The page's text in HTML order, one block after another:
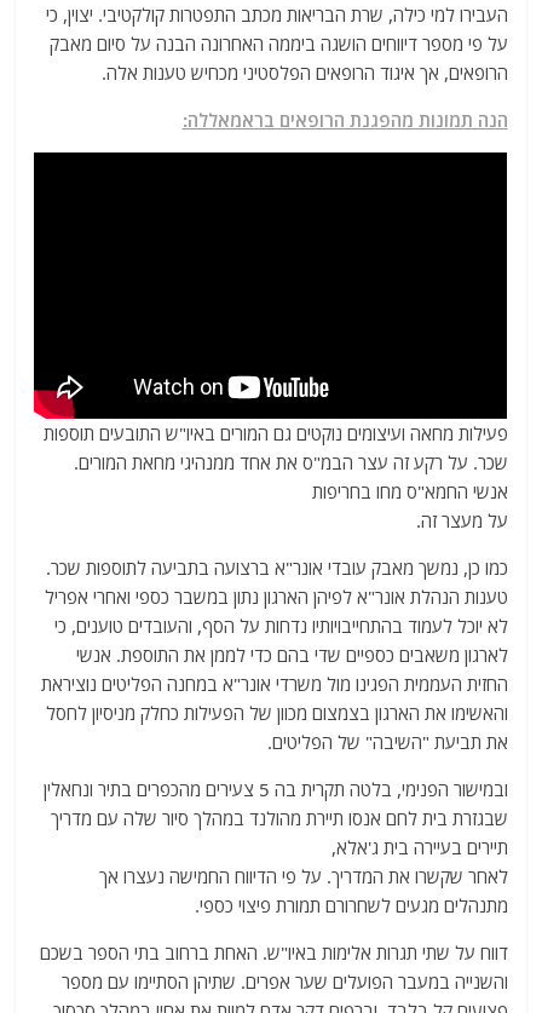
העבירו למי כילה, שרת הבריאות מכתב התפטרות קולקטיבי. יצוין, כי
על פי מספר דיווחים הושגה ביממה האחרונה הבנה על סיום מאבק
הרופאים, אך איגוד הרופאים הפלסטיני מכחיש טענות אלה.
הנה תמונות מהפגנת הרופאים בראמאללה:
פעילות מחאה ועיצומים נוקטים גם המורים באיו"ש התובעים תוספות
שכר. על רקע זה עצר הבמ"ס את אחד ממנהיגי מחאת המורים.
אנשי החמא"ס מחו בחריפות
על מעצר זה.
כמו כן, נמשך מאבק עובדי אונר"א ברצועה בתביעה לתוספות שכר.
טענות הנהלת אונר"א לפיהן הארגון נתון במשבר כספי ואחרי אפריל
לא יוכל לעמוד בהתחייבויותיו נדחות על הסף, והעובדים טוענים, כי
לארגון משאבים כספיים שדי בהם כדי לממן את התוספת. אנשי
החזית העממית הפגינו מול משרדי אונר"א במחנה הפליטים נוציראת
והאשימו את הארגון בצמצום מכוון של הפעילות כחלק מניסיון לחסל
את תביעת "השיבה" של הפליטים.
ובמישור הפנימי, בלטה תקרית בה 5 צעירים מהכפרים בתיר ונחאלין
שבגזרת בית לחם אנסו תיירת מהולנד במהלך סיור שלה עם מדריך
תיירים בעיירה בית ג'אלא,
לאחר שקשרו את המדריך. על פי הדיווח החמישה נעצרו אך
מתנהלים מגעים לשחרורם תמורת פיצוי כספי.
דווח על שתי תגרות אלימות באיו"ש. האחת ברחוב בתי הספר בשכם
והשנייה במעבר הפועלים שער אפרים. שתיהן הסתיימו עם מספר